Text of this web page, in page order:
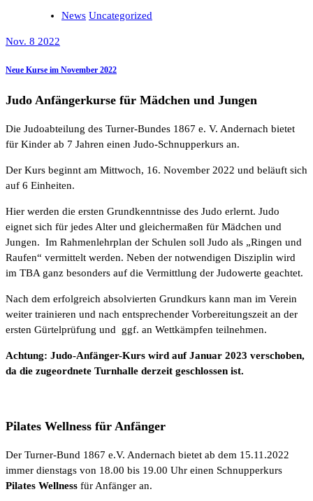
News Uncategorized
Nov. 8 2022
Neue Kurse im November 2022
Judo Anfängerkurse für Mädchen und Jungen
Die Judoabteilung des Turner-Bundes 1867 e. V. Andernach bietet
für Kinder ab 7 Jahren einen Judo-Schnupperkurs an.
Der Kurs beginnt am Mittwoch, 16. November 2022 und beläuft sich
auf 6 Einheiten.
Hier werden die ersten Grundkenntnisse des Judo erlernt. Judo
eignet sich für jedes Alter und gleichermaßen für Mädchen und
Jungen. Im Rahmenlehrplan der Schulen soll Judo als „Ringen und
Raufen“ vermittelt werden. Neben der notwendigen Disziplin wird
im TBA ganz besonders auf die Vermittlung der Judowerte geachtet.
Nach dem erfolgreich absolvierten Grundkurs kann man im Verein
weiter trainieren und nach entsprechender Vorbereitungszeit an der
ersten Gürtelprüfung und ggf. an Wettkämpfen teilnehmen.
Achtung: Judo-Anfänger-Kurs wird auf Januar 2023 verschoben,
da die zugeordnete Turnhalle derzeit geschlossen ist.
Pilates Wellness für Anfänger
Der Turner-Bund 1867 e.V. Andernach bietet ab dem 15.11.2022
immer dienstags von 18.00 bis 19.00 Uhr einen Schnupperkurs
Pilates Wellness für Anfänger an.